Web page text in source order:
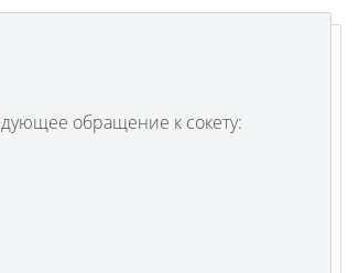
обращение к сокету: